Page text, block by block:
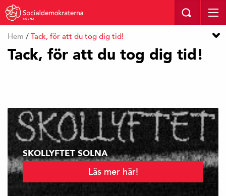
SOLNA
Hem / Tack, för att du tog dig tid!
Tack, för att du tog dig tid!
SKOLLYFTET SOLNA
Läs mer här!